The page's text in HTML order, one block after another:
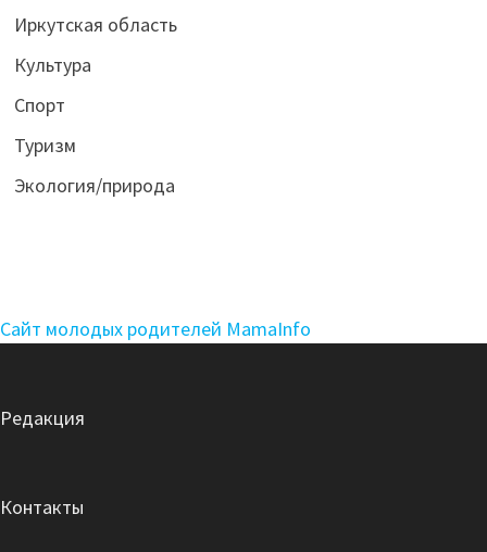
Иркутская область
Культура
Спорт
Туризм
Экология/природа
Сайт молодых родителей MamaInfo
Редакция
Контакты